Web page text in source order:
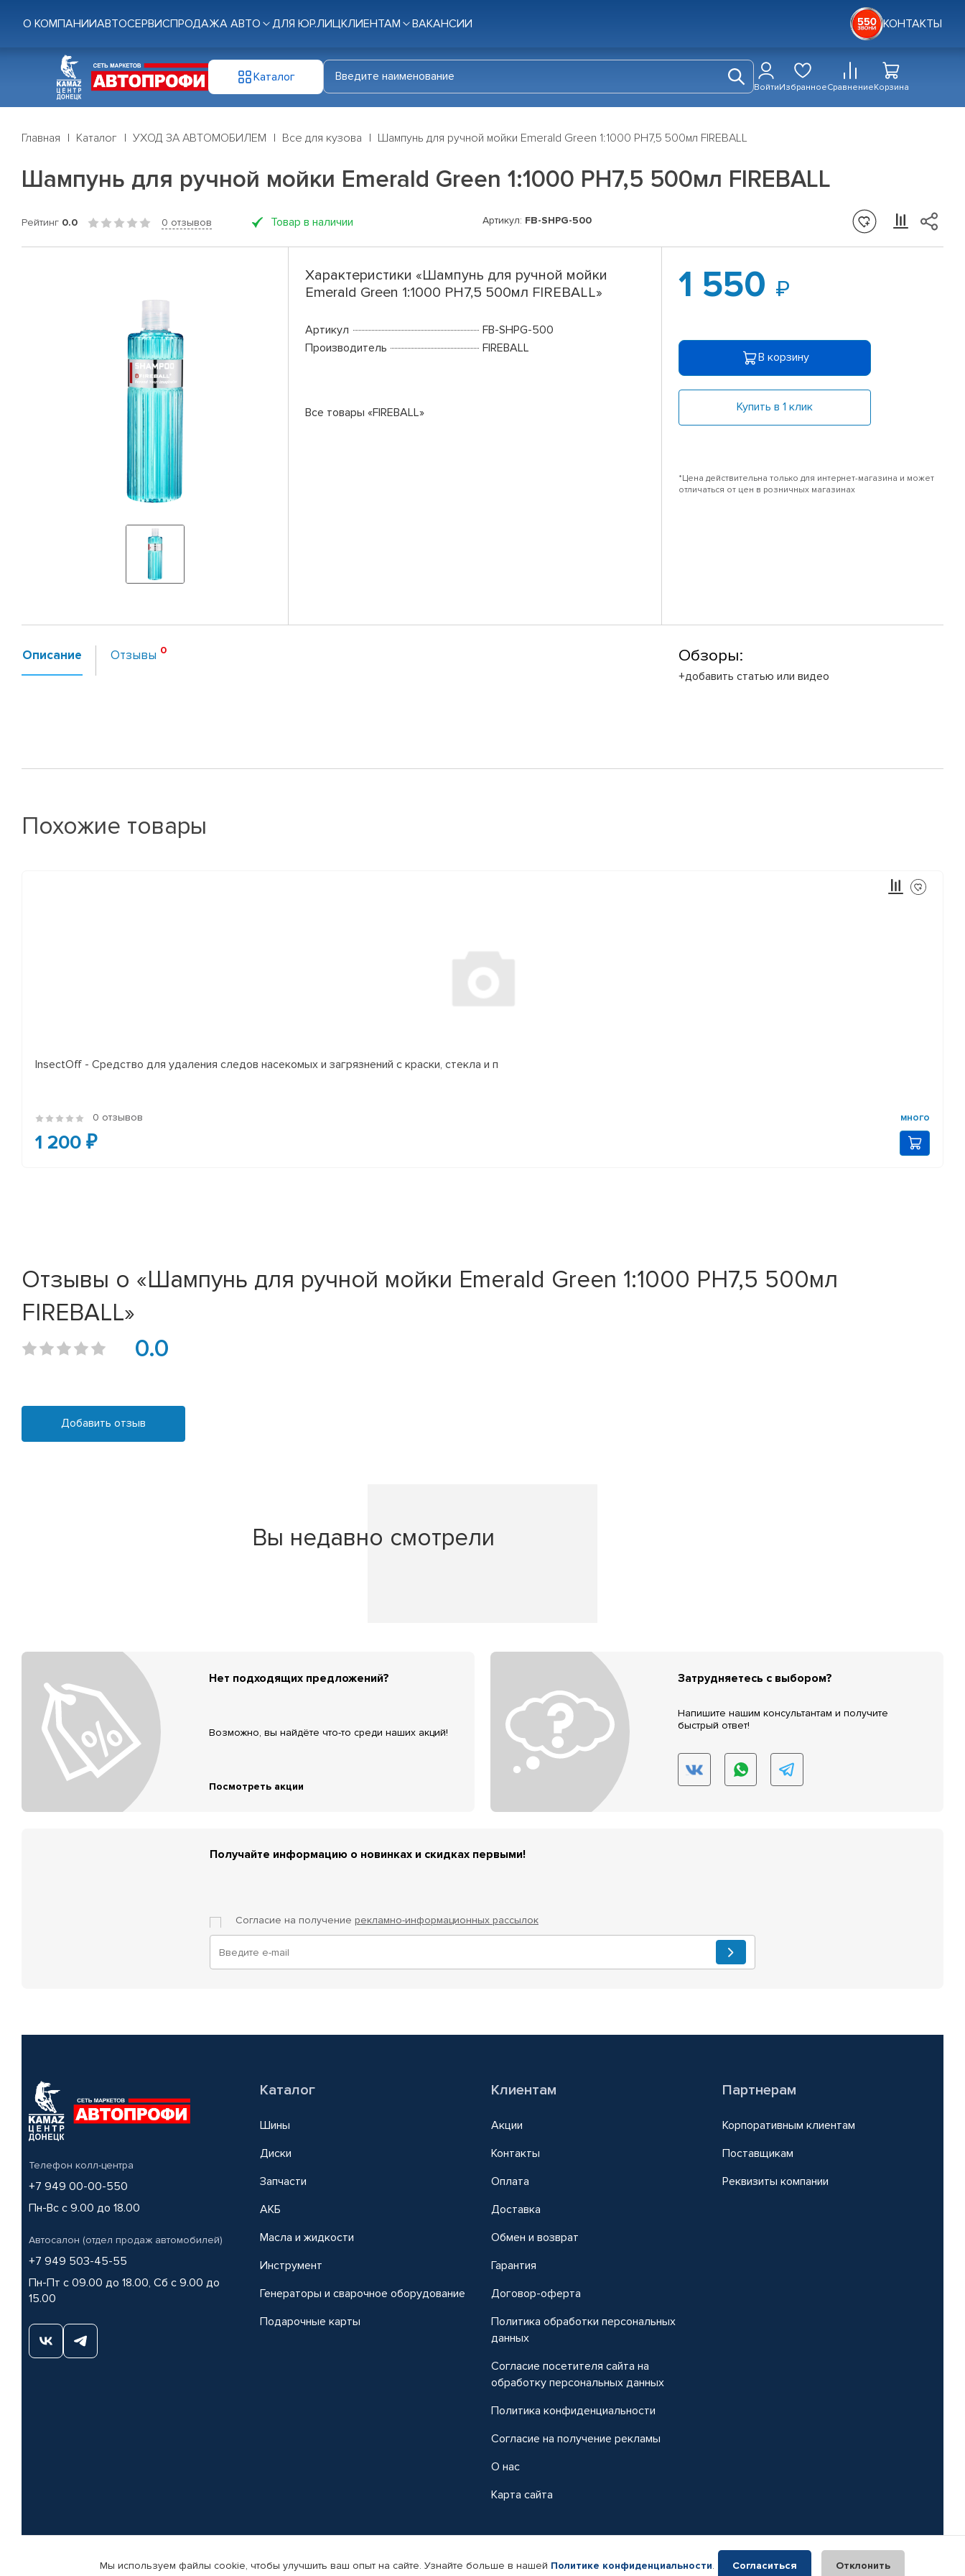
О КОМПАНИИАВТОСЕРВИСПРОДАЖА АВТО ДЛЯ ЮР.ЛИЦКЛИЕНТАМ ВАКАНСИИ КОНТАКТЫ
Каталог
ВойтиИзбранноеСравнениеКорзина
Главная Каталог УХОД ЗА АВТОМОБИЛЕМ Все для кузова Шампунь для ручной мойки Emerald Green 1:1000 PH7,5 500мл FIREBALL
Шампунь для ручной мойки Emerald Green 1:1000 PH7,5 500мл FIREBALL
Рейтинг 0.0 0 отзывов Товар в наличии Артикул: FB-SHPG-500
Характеристики «Шампунь для ручной мойки
Emerald Green 1:1000 PH7,5 500мл FIREBALL»
Артикул
FB-SHPG-500
Производитель
FIREBALL
Все товары «FIREBALL»
1 550
В корзину
Купить в 1 клик
*Цена действительна только для интернет-магазина и может
отличаться от цен в розничных магазинах
Описание Отзывы Обзоры:
+добавить статью или видео
Похожие товары
InsectOff - Средство для удаления следов насекомых и загрязнений с краски, стекла и п
0 отзывов много
1 200 ₽
Отзывы о «Шампунь для ручной мойки Emerald Green 1:1000 PH7,5 500мл
FIREBALL»
0.0
Добавить отзыв
Вы недавно смотрели
Нет подходящих предложений?
Возможно, вы найдёте что-то среди наших акций!
Посмотреть акции
Затрудняетесь с выбором?
Напишите нашим консультантам и получите
быстрый ответ!
Получайте информацию о новинках и скидках первыми!
Согласие на получение рекламно-информационных рассылок
Телефон колл-центра
+7 949 00-00-550
Пн-Вс с 9.00 до 18.00
Автосалон (отдел продаж автомобилей)
+7 949 503-45-55
Пн-Пт с 09.00 до 18.00, Сб с 9.00 до
15.00
Каталог
Шины
Диски
Запчасти
АКБ
Масла и жидкости
Инструмент
Генераторы и сварочное оборудование
Подарочные карты
Клиентам
Акции
Контакты
Оплата
Доставка
Обмен и возврат
Гарантия
Договор-оферта
Политика обработки персональных
данных
Согласие посетителя сайта на
обработку персональных данных
Политика конфиденциальности
Согласие на получение рекламы
О нас
Карта сайта
Партнерам
Корпоративным клиентам
Поставщикам
Реквизиты компании
© КАМАЗ ЦЕНТР ДОНЕЦК, 2015-2026. Все права защищены. Интернет-магазин автомобильных товаров Автопрофи.
Мы используем файлы cookie, чтобы улучшить ваш опыт на сайте. Узнайте больше в нашей Политике конфиденциальности. Согласиться Отклонить